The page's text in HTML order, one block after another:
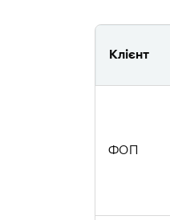
Клієнт
ФОП